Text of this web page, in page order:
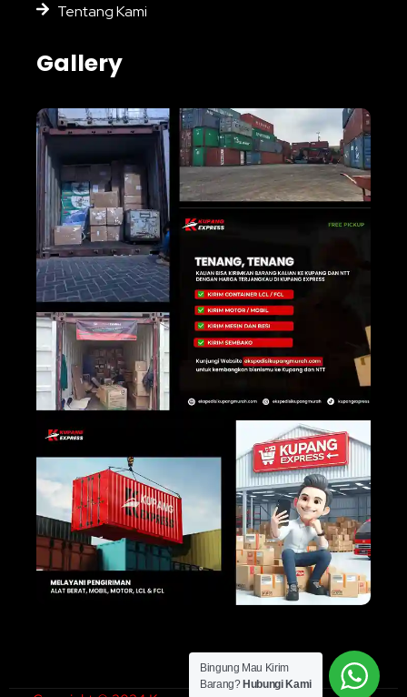
Tentang Kami
Gallery
Bingung Mau Kirim
Barang? Hubungi Kami